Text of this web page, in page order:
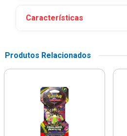
Características
Produtos Relacionados